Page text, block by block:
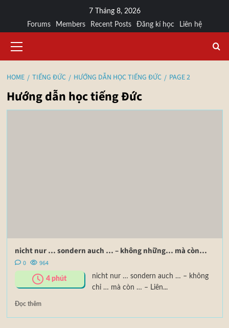
7 Tháng 8, 2026
Forums
Members Recent Posts Đăng kí học Liên hệ
HOME TIẾNG ĐỨC HƯỚNG DẪN HỌC TIẾNG ĐỨC PAGE 2
Hướng dẫn học tiếng Đức
nicht nur … sondern auch … – không những… mà còn…
0 964
4 phút
nicht nur … sondern auch … – không
chỉ … mà còn … – Liên...
Đọc thêm